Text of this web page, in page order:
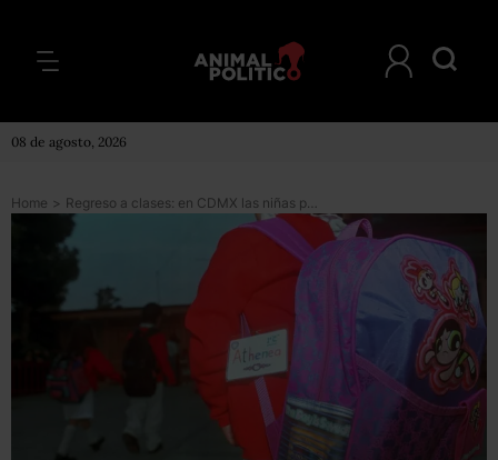
08 de agosto, 2026
Home > Regreso a clases: en CDMX las niñas podrán usar pantalón y los niños falda en uniforme